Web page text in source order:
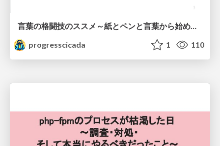
言葉の格闘技のススメ～紙とペンと言葉から始める、キャリアの描き方～
progresscicada
1 110